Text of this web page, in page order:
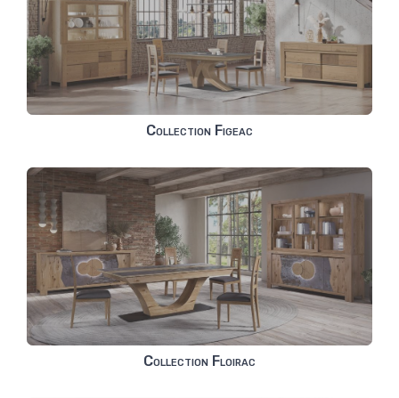
Collection Figeac
Collection Floirac